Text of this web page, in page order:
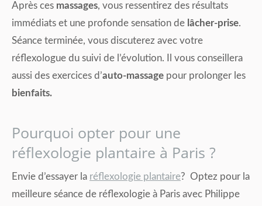
Après ces massages, vous ressentirez des résultats
immédiats et une profonde sensation de lâcher-prise.
Séance terminée, vous discuterez avec votre
réflexologue du suivi de l’évolution. Il vous conseillera
aussi des exercices d’auto-massage pour prolonger les
bienfaits.
Pourquoi opter pour une
réflexologie plantaire à Paris ?
Envie d’essayer la réflexologie plantaire? Optez pour la
meilleure séance de réflexologie à Paris avec Philippe